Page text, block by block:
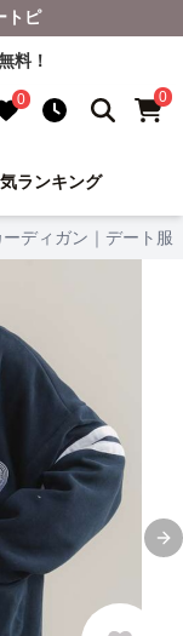
トピ
料！
0 0
ランキング
ディガン｜デート服